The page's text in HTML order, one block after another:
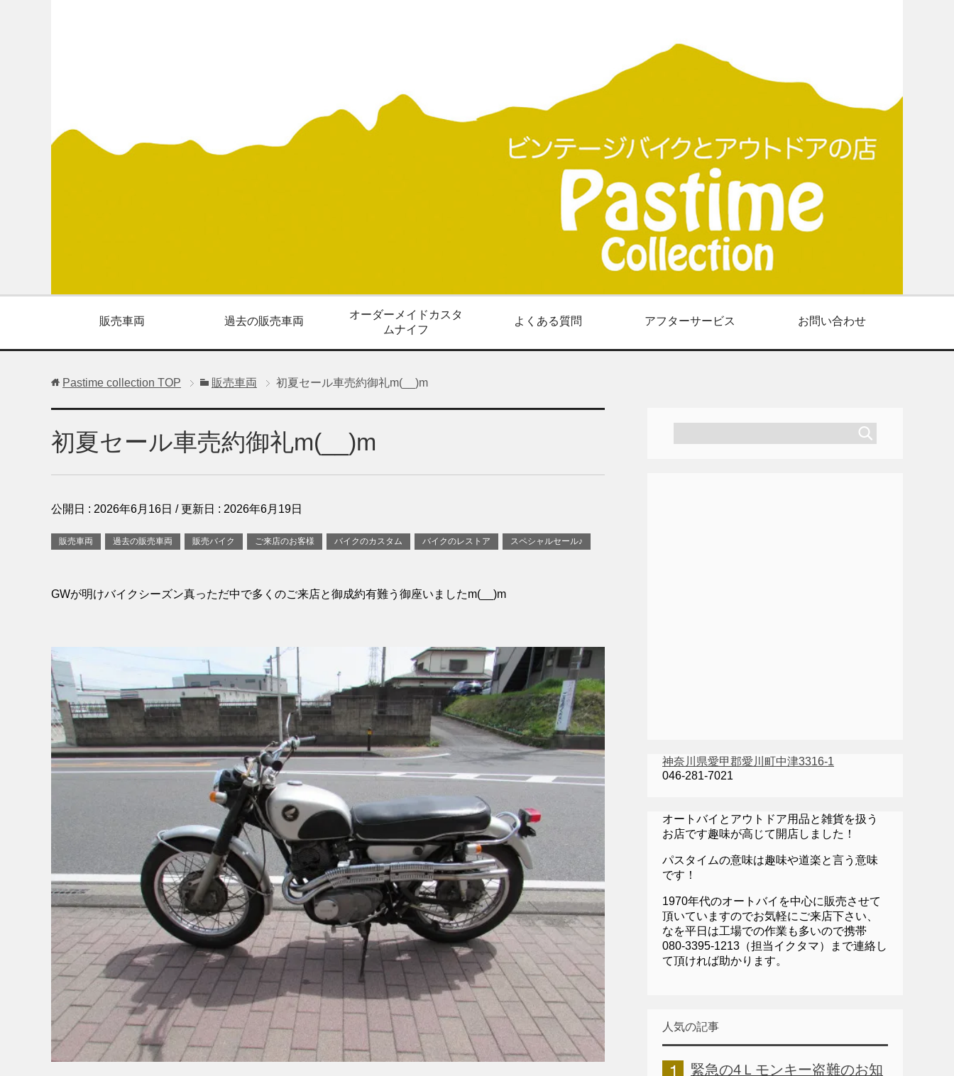
販売車両 過去の販売車両
オーダーメイドカスタ
ムナイフ
よくある質問 アフターサービス お問い合わせ
Pastime collection TOP 販売車両 初夏セール車売約御礼m(__)m
初夏セール車売約御礼m(__)m
公開日 : 2026年6月16日 / 更新日 : 2026年6月19日
販売車両 過去の販売車両 販売バイク ご来店のお客様 バイクのカスタム バイクのレストア スペシャルセール♪
GWが明けバイクシーズン真っただ中で多くのご来店と御成約有難う御座いましたm(__)m
神奈川県愛甲郡愛川町中津3316-1
046-281-7021
オートバイとアウトドア用品と雑貨を扱う
お店です趣味が高じて開店しました！
パスタイムの意味は趣味や道楽と言う意味
です！
1970年代のオートバイを中心に販売させて
頂いていますのでお気軽にご来店下さい、
なを平日は工場での作業も多いので携帯
080-3395-1213（担当イクタマ）まで連絡し
て頂ければ助かります。
人気の記事
緊急の4Ｌモンキー盗難のお知